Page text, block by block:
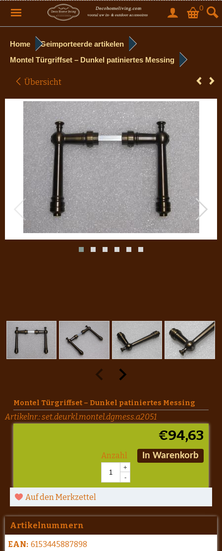
0
Home
Geimporteerde artikelen
Montel Türgriffset – Dunkel patiniertes Messing
Übersicht
Montel Türgriffset – Dunkel patiniertes Messing
Artikelnr.:set.deurkl.montel.dgmess.a2051
€94,63
Anzahl
+
-
In Warenkorb
Auf den Merkzettel
Artikelnummern
EAN: 6153445887898